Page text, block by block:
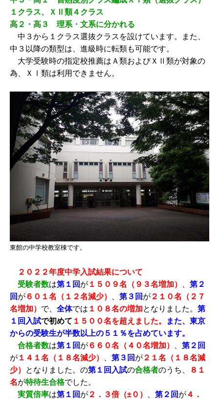
１クラス、ＸⅡ類４クラス
高２・高３ 理系・文系に分かれる
中３から１クラス選抜クラスを設けています。また、
中３以降の類型は、進級時に転類も可能です。
大学受験時の指定校推薦はＡ類およびＸⅡ類が対象の
為、ＸⅠ類は利用できません。
東館の中学校教室棟です。
２０２２年度中学入試結果について
受験者数は第１回 が １５０９名（９３名増加）
第２
回 が ６０１名（１２名減少） 第３回 が ２１０名（２７
名増加） で、 全体では １０８名の増加となりました。 第
１回入試で初めて １５００名を超えました。
また、東京
からの受験生が半数以上の５１％を占めています。
合格者数は第１回 が ６６０名（４０名増加）
第２回
が １４１名（１８名減少） 第３回 が ２１名（１８名減
少）
となりました。 の第１回入試の合格者のうち、
８１
名が特待生合格でした。
実質倍率は第１回 が ２．３倍（±０） 第２回 が４．